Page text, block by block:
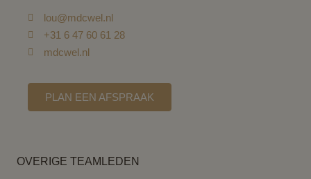
lou@mdcwel.nl
+31 6 47 60 61 28
mdcwel.nl
PLAN EEN AFSPRAAK
OVERIGE TEAMLEDEN